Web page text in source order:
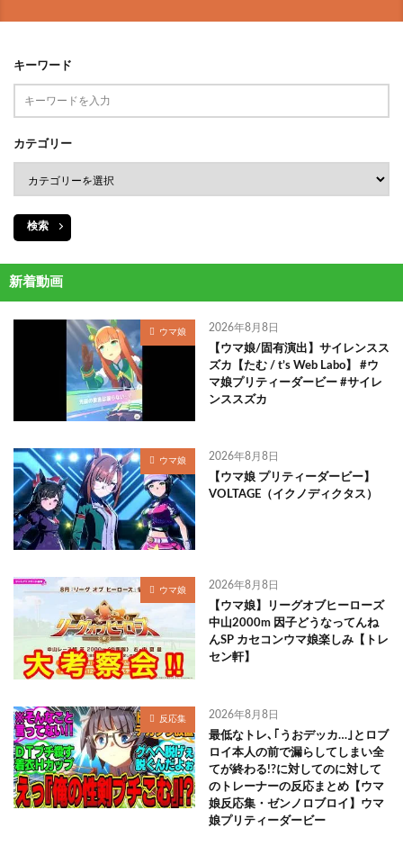
キーワード
カテゴリー
検索
新着動画
ウマ娘 2026年8月8日
【ウマ娘/固有演出】サイレンスス
ズカ【たむ / t’s Web Labo】 #ウ
マ娘プリティーダービー #サイレ
ンススズカ
ウマ娘 2026年8月8日
【ウマ娘 プリティーダービー】
VOLTAGE（イクノディクタス）
ウマ娘 2026年8月8日
【ウマ娘】リーグオブヒーローズ
中山2000m 因子どうなってんね
んSP カセコンウマ娘楽しみ【トレ
セン軒】
反応集 2026年8月8日
最低なトレ､｢うおデッカ…｣とロブ
ロイ本人の前で漏らしてしまい全
てが終わる!?に対してのに対して
のトレーナーの反応まとめ【ウマ
娘反応集・ゼンノロブロイ】ウマ
娘プリティーダービー